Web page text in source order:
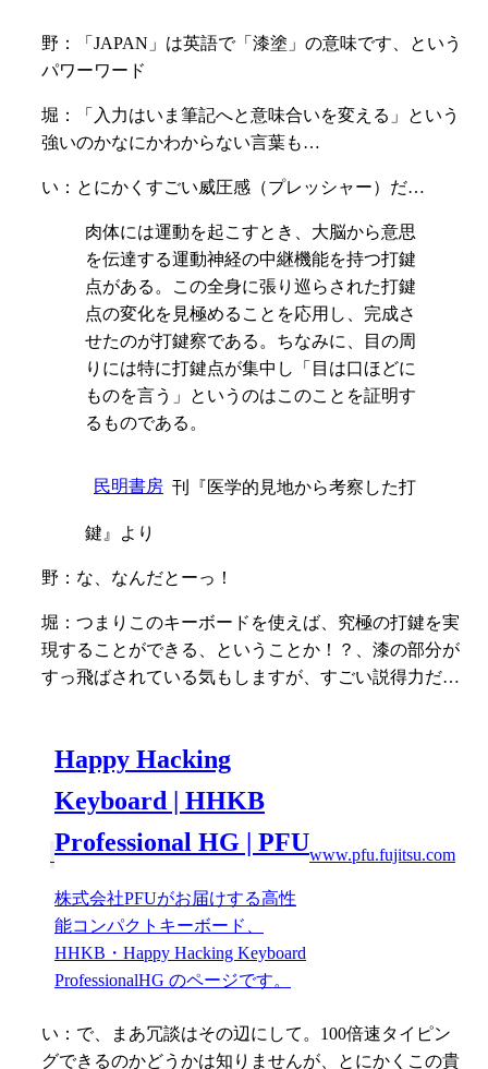
野：「JAPAN」は英語で「漆塗」の意味です、という
パワーワード
堀：「入力はいま筆記へと意味合いを変える」という
強いのかなにかわからない言葉も…
い：とにかくすごい威圧感（プレッシャー）だ…
肉体には運動を起こすとき、大脳から意思
を伝達する運動神経の中継機能を持つ打鍵
点がある。この全身に張り巡らされた打鍵
点の変化を見極めることを応用し、完成さ
せたのが打鍵察である。ちなみに、目の周
りには特に打鍵点が集中し「目は口ほどに
ものを言う」というのはこのことを証明す
るものである。
民明書房 刊『医学的見地から考察した打
鍵』より
野：な、なんだとーっ！
堀：つまりこのキーボードを使えば、究極の打鍵を実
現することができる、ということか！？、漆の部分が
すっ飛ばされている気もしますが、すごい説得力だ…
Happy Hacking
Keyboard | HHKB
Professional HG | PFU
株式会社PFUがお届けする高性
能コンパクトキーボード、
HHKB・Happy Hacking Keyboard
ProfessionalHG のページです。
www.pfu.fujitsu.com
い： で、まあ冗談はその辺にして。 100倍速タイピン
グできるのかどうかは知りませんが、とにかくこの貴